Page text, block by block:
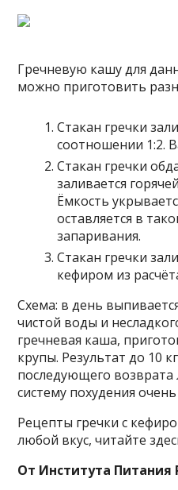
Гречневую кашу для
можно приготовить
Стакан гречки
соотношении 1:2.
Стакан гречки
заливается
Ёмкость
оставляется в
запаривания.
Стакан гречки
кефиром из
Схема: в день
чистой воды и
гречневая каша,
крупы. Результат до 10
последующего возврата
систему похудения
Рецепты гречки с
любой вкус, читайте
От Института